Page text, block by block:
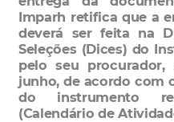
Imparh retifica que a
deverá ser feita na
Seleções (Dices) do
pelo seu procurador,
junho, de acordo com
do instrumento
(Calendário de